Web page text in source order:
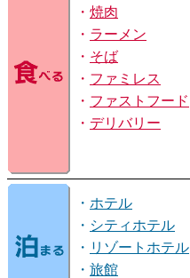
・ 焼肉
・ ラーメン
・ そば
・ ファミレス
・ ファストフード
・ デリバリー
・ ホテル
・ シティホテル
・ リゾートホテル
・ 旅館